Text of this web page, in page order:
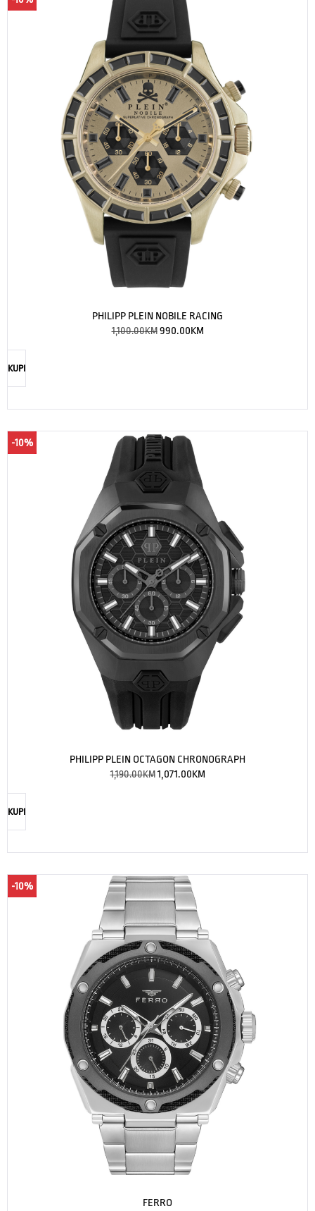
PHILIPP PLEIN NOBILE RACING
1,100.00KM 990.00KM
KUPI
-10%
PHILIPP PLEIN OCTAGON CHRONOGRAPH
1,190.00KM 1,071.00KM
KUPI
-10%
FERRO